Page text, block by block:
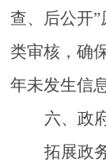
查、后公开
类审核，确
年未发生信
六、政
拓展政